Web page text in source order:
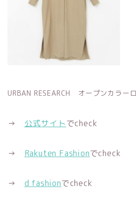
URBAN RESEARCH オープンカラー
→ 公式サイトでcheck
→ Rakuten Fashionでcheck
→ d fashionでcheck